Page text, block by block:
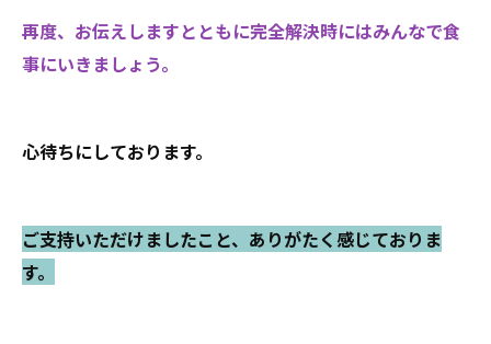
再度、お伝えしますとともに完全解決時にはみんなで食
事にいきましょう。
心待ちにしております。
ご支持いただけましたこと、ありがたく感じておりま
す。